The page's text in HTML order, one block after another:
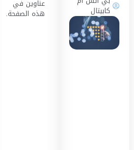
كابيتال
عناوين في
هذه الصفحة.